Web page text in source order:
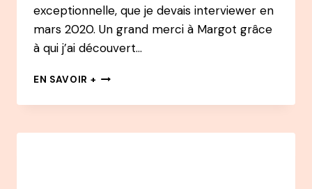
exceptionnelle, que je devais interviewer en
mars 2020. Un grand merci à Margot grâce
à qui j’ai découvert…
EN SAVOIR + 71
–
SOPHIE